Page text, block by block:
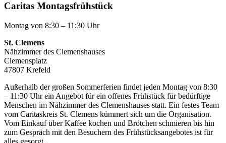
Caritas Montagsfrühstück
Montag von 8:30 – 11:30 Uhr
St. Clemens
Nähzimmer des Clemenshauses
Clemensplatz
47807 Krefeld
Außerhalb der großen Sommerferien findet jeden Montag von 8:30
– 11:30 Uhr ein Angebot für ein offenes Frühstück für bedürftige
Menschen im Nähzimmer des Clemenshauses statt. Ein festes Team
vom Caritaskreis St. Clemens kümmert sich um die Organisation.
Vom Einkauf über Kaffee kochen und Brötchen schmieren bis hin
zum Gespräch mit den Besuchern des Frühstücksangebotes ist für